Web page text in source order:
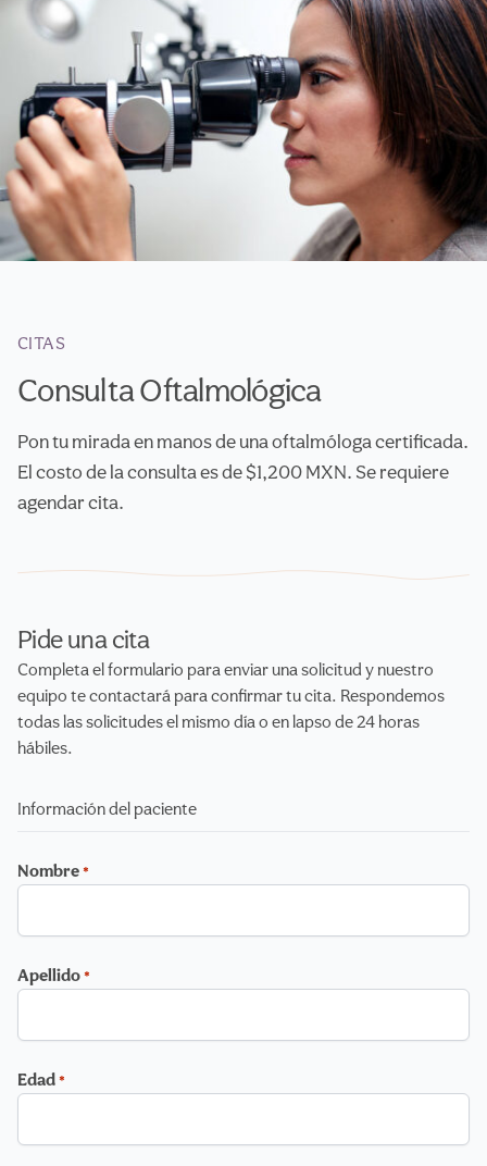
Saltar al contenido principal
CITAS
Consulta Oftalmológica
Pon tu mirada en manos de una oftalmóloga certificada.
El costo de la consulta es de $1,200 MXN. Se requiere
agendar cita.
Pide una cita
Completa el formulario para enviar una solicitud y nuestro
equipo te contactará para confirmar tu cita. Respondemos
todas las solicitudes el mismo día o en lapso de 24 horas
hábiles.
Información del paciente
Nombre *
Apellido *
Edad *